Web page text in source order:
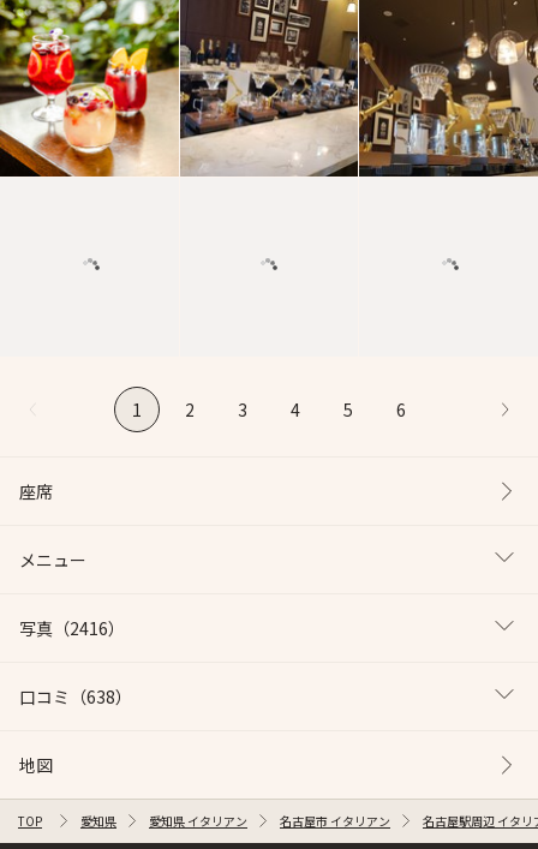
1 2 3 4 5 6
座席
メニュー
写真 （2416）
口コミ （638）
地図
TOP 愛知県 愛知県 イタリアン 名古屋市 イタリアン 名古屋駅周辺 イタリ